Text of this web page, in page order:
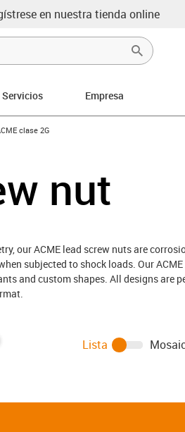
en nuestra tienda online
Servicios Empresa
right
clase 2G
nut
our ACME lead screw nuts are
subjected to shock loads. Our
and custom shapes. All designs are
Lista